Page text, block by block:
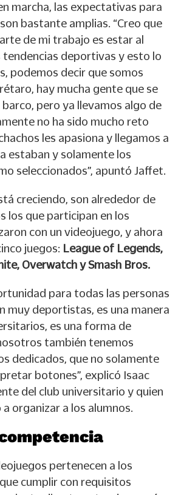
marcha, las expectativas para
bastante amplias. “Creo que
de mi trabajo es estar al
tendencias deportivas y esto lo
podemos decir que somos
hay mucha gente que se
pero ya llevamos algo de
no ha sido mucho reto
les apasiona y llegamos a
estaban y solamente los
seleccionados”, apuntó Jaffet.
creciendo, son alrededor de
los que participan en los
con un videojuego, y ahora
juegos: League of Legends,
Overwatch y Smash Bros.
para todas las personas
muy deportistas, es una manera
es una forma de
también tenemos
dedicados, que no solamente
botones”, explicó Isaac
del club universitario y quien
organizar a los alumnos.
pertenecen a los
cumplir con requisitos